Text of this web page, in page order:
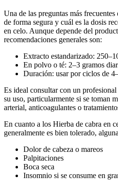
Una de las preguntas más frecuentes
de forma segura y cuál es la dosis
en celo. Aunque depende del
recomendaciones generales son:
Extracto estandarizado:
En polvo o té: 2–3 gramos
Duración: usar por ciclos de
Es ideal consultar con un
su uso, particularmente si se toman
arterial, anticoagulantes o
En cuanto a los Hierba de cabra en
generalmente es bien tolerado,
Dolor de cabeza o mareos
Palpitaciones
Boca seca
Insomnio si se consume en